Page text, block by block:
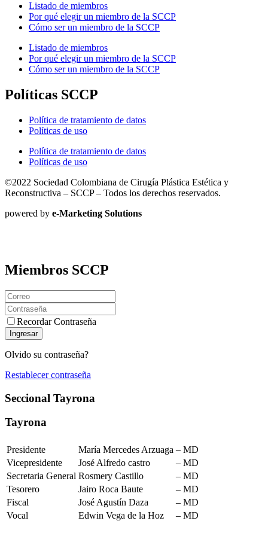
Listado de miembros
Por qué elegir un miembro de la SCCP
Cómo ser un miembro de la SCCP
Listado de miembros
Por qué elegir un miembro de la SCCP
Cómo ser un miembro de la SCCP
Políticas SCCP
Política de tratamiento de datos
Políticas de uso
Política de tratamiento de datos
Políticas de uso
©2022 Sociedad Colombiana de Cirugía Plástica Estética y
Reconstructiva – SCCP – Todos los derechos reservados.
powered by e-Marketing Solutions
Miembros SCCP
Recordar Contraseña
Ingresar
Olvido su contraseña?
Restablecer contraseña
Seccional Tayrona
Tayrona
Presidente María Mercedes Arzuaga – MD
Vicepresidente
José Alfredo castro
– MD
Secretaria General Rosmery Castillo
– MD
Tesorero
Jairo Roca Baute
– MD
Fiscal
José Agustín Daza
– MD
Vocal
Edwin Vega de la Hoz – MD